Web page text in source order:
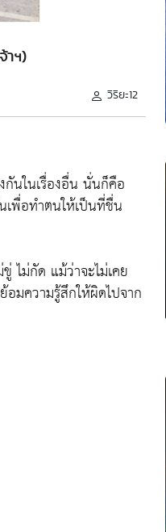
าฯ)
วิริยะ12
กันในเรื่องอื่น นั่นก็คือ
เพื่อทำตนให้เป็นที่ชื่น
ไม่กัด แม้ว่าจะไม่เคย
มความรู้สึกให้ผิดไปจาก